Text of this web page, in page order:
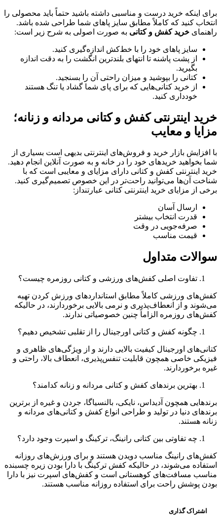
اینکه خرید درست و مناسبی داشته باشید حتماً باید محصولی را
کنید که کاملاً مطابق سایز پاهای شما طراحی شده باشد.
خرید کفش و کتانیبه صورت اصولی به شرح زیر است:
سایز پاهای خود را با خط‌کش اندازه‌گیری کنید.
از پشت پاشنه تا انتهای بلندترین انگشت را به دقت اندازه
بگیرید.
کتانی را بپوشید و میزان راحتی آن را بسنجید.
از خرید کتانی‌هایی که برای پای شما گشاد یا تنگ هستند
خودداری کنید.
اینترنتی کفش و کتانی مردانه و زنانه؛
و معایب
افزایش بازار خرید و فروش‌های اینترنتی بدیهی است بسیاری از
بخواهید خریدهای خود را در خانه و به صورت آنلاین انجام دهید.
اینترنتی کفش و کتانی دارای مزایای و معایبی است که با
آن‌ها می‌توانید راحت‌تر در این خصوص تصمیم‌گیری کنید.
از مزایای خرید اینترنتی کتانی عبارتنداز:
ارسال آسان
قدرت انتخاب بیشتر
صرفه‌جویی در وقت
قیمت مناسب
متداول
تفاوت اصلی کفش‌های ورزشی و کتانی روزمره چیست؟
ورزشی کاملاً مطابق استانداردهای ورزش کردن تهیه
و از انعطاف‌پذیری و نرمی بالایی برخوردارند، در حالیکه
روزمره الزاماً چنین خصوصیاتی ندارند.
چگونه کفش و کتانی اورجینال را از تقلبی تشخیص دهیم؟
اورجینال کیفیت بالایی دارند و از ویژگی‌های ظاهری و
خاصی همچون قابلیت تنفس‌پذیری، انعطاف بالا، راحتی و
برخوردارند.
بهترین برندهای کفش و کتانی مردانه و زنانه کدامند؟
همچون آدیداس، نایکی، بالنسیاگا، جردن و غیره از برترین
دنیا در تولید و طراحی انواع کفش و کتانی‌های مردانه و
هستند.
چه تفاوتی بین کتانی رانینگ، ترکینگ و اسپرت وجود دارد؟
رانینگ مناسب دویدن هستند و برای ورزش‌های روزانه
می‌شوند، در حالیکه کفش ترکینگ با دارا بودن زیره چسبنده
مسافت‌های کوهستانی است و کفش‌های اسپرت نیز با دارا
پوشش راحت برای استفاده روزانه مناسب هستند.
اشتراک گذاری